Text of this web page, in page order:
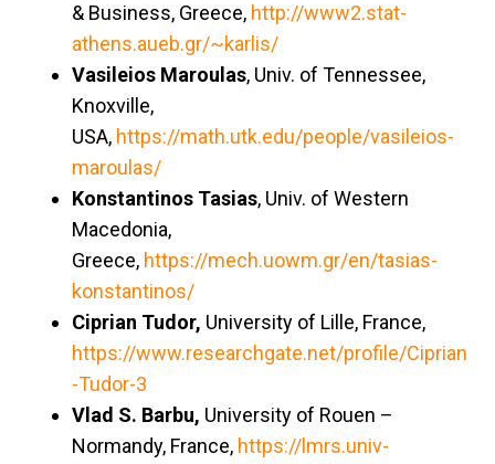
& Business, Greece, http://www2.stat-
athens.aueb.gr/~karlis/
Vasileios Maroulas, Univ. of Tennessee,
Knoxville,
USA, https://math.utk.edu/people/vasileios-
maroulas/
Konstantinos Tasias, Univ. of Western
Macedonia,
Greece, https://mech.uowm.gr/en/tasias-
konstantinos/
Ciprian Tudor, University of Lille, France,
https://www.researchgate.net/profile/Ciprian
-Tudor-3
Vlad S. Barbu, University of Rouen –
Normandy, France, https://lmrs.univ-